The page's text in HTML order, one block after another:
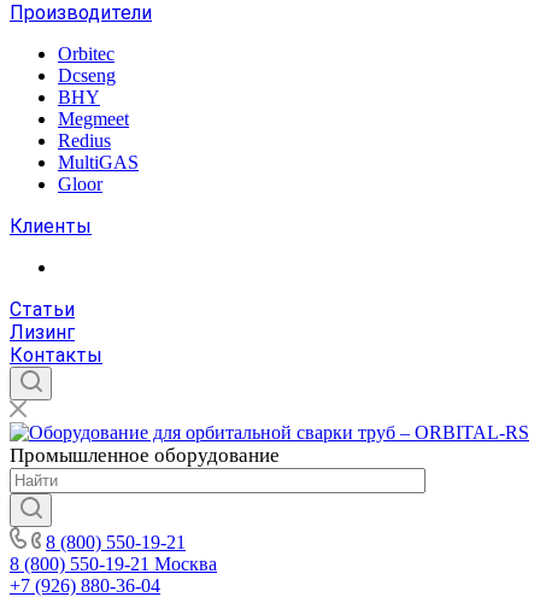
Производители
Orbitec
Dcseng
BHY
Megmeet
Redius
MultiGAS
Gloor
Клиенты
Статьи
Лизинг
Контакты
Промышленное оборудование
8 (800) 550-19-21
8 (800) 550-19-21 Москва
+7 (926) 880-36-04